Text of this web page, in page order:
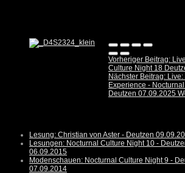
Vorheriger Beitrag:
Culture Night 18
Nächster Beitrag:
Experience -
Deutzen 07.09.2025
Lesung: Christian von Aster - Deutzen
Lesungen: Nocturnal Culture Night 10 -
06.09.2015
Modenschauen: Nocturnal Culture Night 9 -
07.09.2014